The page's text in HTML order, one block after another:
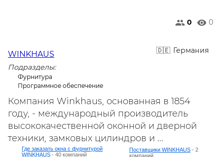
0 0
Германия
WINKHAUS
Подразделы:
Фурнитура
Программное обеспечение
Компания Winkhaus, основанная в 1854
году, - международный производитель
высококачественной оконной и дверной
техники, замковых цилиндров и ...
Поставщики WINKHAUS - 2
компаний
Где заказать окна с фурнитурой
WINKHAUS - 40 компаний